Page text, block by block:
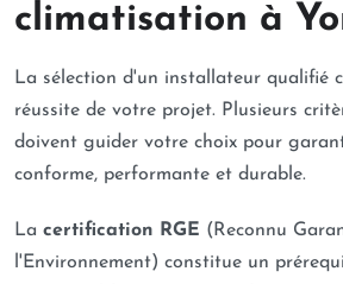
climatisation à
La sélection d'un installateur qualifié
réussite de votre projet. Plusieurs
doivent guider votre choix pour
conforme, performante et durable.
La certification RGE (Reconnu
l'Environnement) constitue un